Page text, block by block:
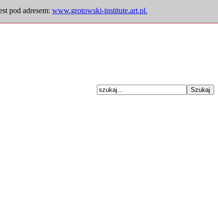
pod adresem: www.grotowski-institute.art.pl.